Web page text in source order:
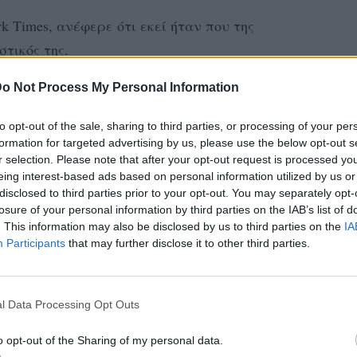
Not Process My Personal Information
opt-out of the sale, sharing to third parties, or processing of your
for targeted advertising by us, please use the below opt-out
selection. Please note that after your opt-out request is processed
interest-based ads based on personal information utilized by us
to third parties prior to your opt-out. You may separately
of your personal information by third parties on the IAB’s list of
This information may also be disclosed by us to third parties on the
Participants that may further disclose it to other third parties.
Data Processing Opt Outs
opt-out of the Sharing of my personal data.
Times, ανέφερε ότι εκεί ήταν που της
της.
την παραλία. Κι αυτή ήταν η στιγμή
να ελέγξω πλήρως τη ζωή μου, να τα
από την αρχή όταν είμαι έτοιμη. Και για
γιατί σε αυτή την παραλία με χτύπησαν.
κάτι, θα πάρω αυτήν την παραλία. Θα
ηθοποιός και επιχειρηματίας
κατηγόρησε τον τότε σύντροφό της, Ίγκορ
την χτύπησε και ότι μετά το
της. Ο 25χρονος πρώην αγαπημένος της
βάρος του.